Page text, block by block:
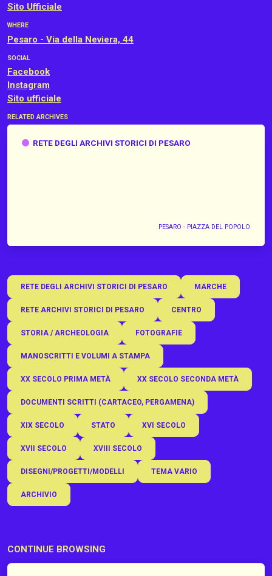
Sito Ufficiale
WHERE
Pesaro - Via della Neviera, 44
SOCIAL
Facebook
Instagram
Sito ufficiale
RELATED ARCHIVES
RETE DEGLI ARCHIVI STORICI DI PESARO
PESARO - PIAZZA DEL POPOLO
Rete degli archivi Storici di Pesaro
RETE DEGLI ARCHIVI STORICI DI PESARO MARCHE
RETE ARCHIVI STORICI DI PESARO CENTRO
STORIA / ARCHEOLOGIA FOTOGRAFIE
MANOSCRITTI E VOLUMI A STAMPA
XX SECOLO PRIMA METÀ XX SECOLO SECONDA METÀ
DOCUMENTI SCRITTI (CARTACEO, PERGAMENA)
XIX SECOLO STATO XVI SECOLO
XVII SECOLO XVIII SECOLO
DISEGNI/PROGETTI/MODELLI TEMA VARIO
ARCHIVIO
CONTINUE BROWSING